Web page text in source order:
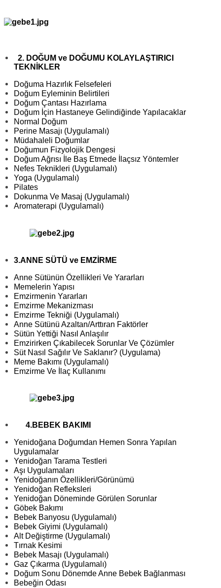
2. DOĞUM ve DOĞUMU KOLAYLAŞTIRICI
TEKNİKLER
Doğuma Hazırlık Felsefeleri
Doğum Eyleminin Belirtileri
Doğum Çantası Hazırlama
Doğum İçin Hastaneye Gelindiğinde Yapılacaklar
Normal Doğum
Perine Masajı (Uygulamalı)
Müdahaleli Doğumlar
Doğumun Fizyolojik Dengesi
Doğum Ağrısı İle Baş Etmede İlaçsız Yöntemler
Nefes Teknikleri (Uygulamalı)
Yoga (Uygulamalı)
Pilates
Dokunma Ve Masaj (Uygulamalı)
Aromaterapi (Uygulamalı)
3.ANNE SÜTÜ ve EMZİRME
Anne Sütünün Özellikleri Ve Yararları
Memelerin Yapısı
Emzirmenin Yararları
Emzirme Mekanizması
Emzirme Tekniği (Uygulamalı)
Anne Sütünü Azaltan/Arttıran Faktörler
Sütün Yettiği Nasıl Anlaşılır
Emzirirken Çıkabilecek Sorunlar Ve Çözümler
Süt Nasıl Sağılır Ve Saklanır? (Uygulama)
Meme Bakımı (Uygulamalı)
Emzirme Ve İlaç Kullanımı
4.BEBEK BAKIMI
Yenidoğana Doğumdan Hemen Sonra Yapılan
Uygulamalar
Yenidoğan Tarama Testleri
Aşı Uygulamaları
Yenidoğanın Özellikleri/Görünümü
Yenidoğan Refleksleri
Yenidoğan Döneminde Görülen Sorunlar
Göbek Bakımı
Bebek Banyosu (Uygulamalı)
Bebek Giyimi (Uygulamalı)
Alt Değiştirme (Uygulamalı)
Tırnak Kesimi
Bebek Masajı (Uygulamalı)
Gaz Çıkarma (Uygulamalı)
Doğum Sonu Dönemde Anne Bebek Bağlanması
Bebeğin Odası